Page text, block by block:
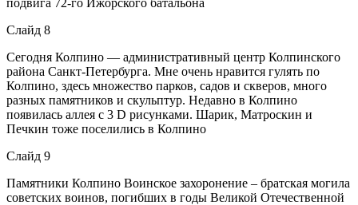
Слайд 8
Сегодня Колпино — административный центр Колпинского
района Санкт-Петербурга. Мне очень нравится гулять по
Колпино, здесь множество парков, садов и скверов, много
разных памятников и скульптур. Недавно в Колпино
появилась аллея с 3 D рисунками. Шарик, Матроскин и
Печкин тоже поселились в Колпино
Слайд 9
Памятники Колпино Воинское захоронение – братская могила
советских воинов, погибших в годы Великой Отечественной